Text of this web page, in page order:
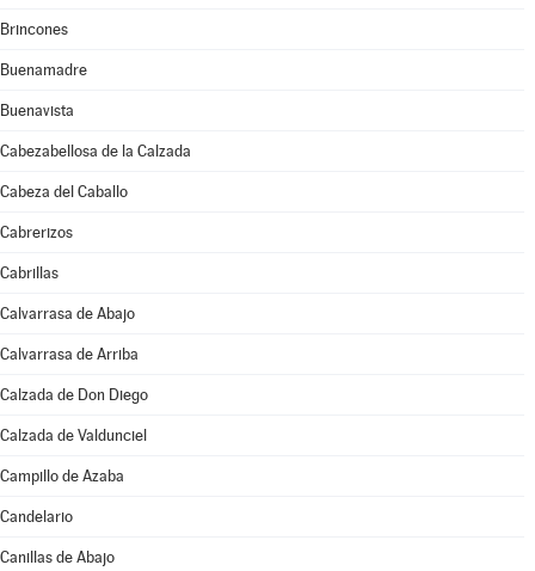
Brincones
Buenamadre
Buenavista
Cabezabellosa de la Calzada
Cabeza del Caballo
Cabrerizos
Cabrillas
Calvarrasa de Abajo
Calvarrasa de Arriba
Calzada de Don Diego
Calzada de Valdunciel
Campillo de Azaba
Candelario
Canillas de Abajo